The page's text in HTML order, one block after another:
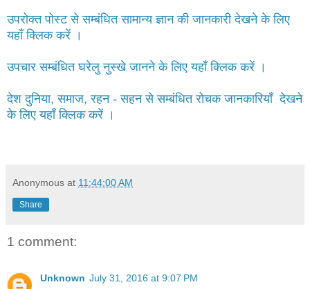
उपरोक्त पोस्ट से सम्बंधित सामान्य ज्ञान की जानकारी देखने के लिए
यहाँ क्लिक करें ।
उपचार सम्बंधित घरेलु नुस्खे जानने के लिए यहाँ क्लिक करें ।
देश दुनिया, समाज, रहन - सहन से सम्बंधित रोचक जानकारियाँ देखने
के लिए यहाँ क्लिक करें ।
Anonymous at 11:44:00 AM
Share
1 comment:
Unknown July 31, 2016 at 9:07 PM